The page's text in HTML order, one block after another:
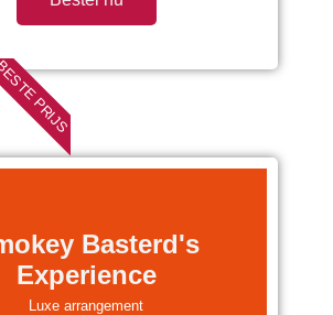
PRIJS
Basterd's
Experience
Luxe arrangement